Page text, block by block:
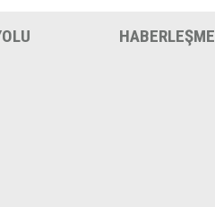
HABERLEŞME